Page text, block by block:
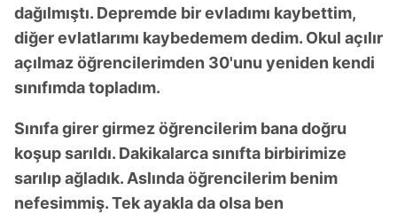
dağılmıştı. Depremde bir evladımı kaybettim,
diğer evlatlarımı kaybedemem dedim. Okul açılır
açılmaz öğrencilerimden 30'unu yeniden kendi
sınıfımda topladım.
Sınıfa girer girmez öğrencilerim bana doğru
koşup sarıldı. Dakikalarca sınıfta birbirimize
sarılıp ağladık. Aslında öğrencilerim benim
nefesimmiş. Tek ayakla da olsa ben